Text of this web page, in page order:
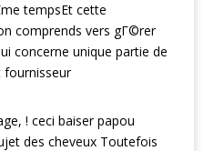
tempsEt cette
comprends vers gГ©rer
concerne unique partie de
! ceci baiser papou
des cheveux Toutefois